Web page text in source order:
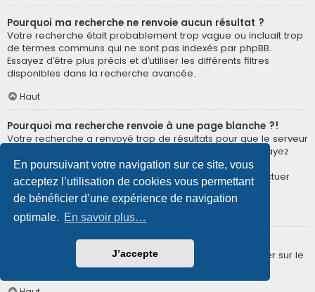
En poursuivant votre navigation sur ce site, vous
acceptez l’utilisation de cookies vous permettant
de bénéficier d’une expérience de navigation
optimale. En savoir plus…
J’accepte
Pourquoi ma recherche ne renvoie aucun résultat ?
Votre recherche était probablement trop vague ou incluait trop
de termes communs qui ne sont pas indexés par phpBB.
Essayez d’être plus précis et d’utiliser les différents filtres
disponibles dans la recherche avancée.
Haut
Pourquoi ma recherche renvoie à une page blanche ?!
Votre recherche a renvoyé trop de résultats pour que le serveur
puisse les afficher. Utilisez la recherche avancée et essayez
d’être plus précis dans les termes employés et dans la
sélection des forums dans lesquels vous souhaitez effectuer
une recherche.
Haut
Comment puis-je rechercher des membres ?
Veuillez vous rendre sur la page « Membres » puis cliquer sur le
lien « Trouver un membre ».